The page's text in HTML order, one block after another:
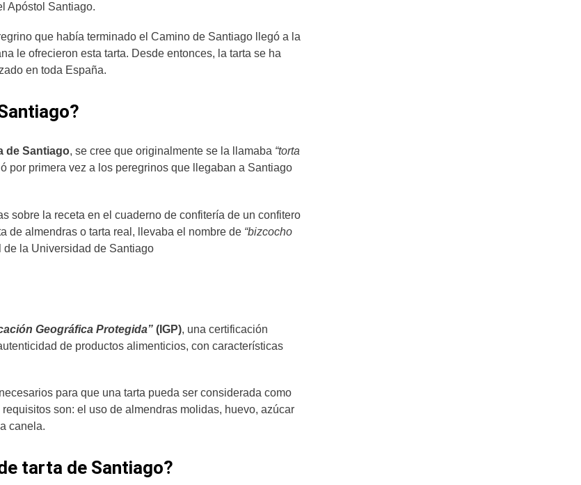
Apóstol Santiago.
que había terminado el Camino de Santiago llegó a la
le ofrecieron esta tarta. Desde entonces, la tarta se ha
en toda España.
de Santiago, se cree que originalmente se la llamaba “torta
por primera vez a los peregrinos que llegaban a Santiago
sobre la receta en el cuaderno de confitería de un confitero
de almendras o tarta real, llevaba el nombre de “bizcocho
la Universidad de Santiago
Geográfica Protegida” (IGP), una certificación
de productos alimenticios, con características
para que una tarta pueda ser considerada como
son: el uso de almendras molidas, huevo, azúcar
canela.
tarta de Santiago?